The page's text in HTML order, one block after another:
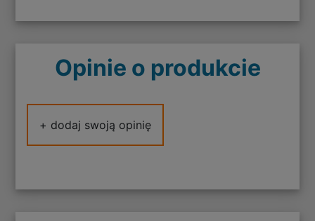
Opinie o produkcie
+ dodaj swoją opinię